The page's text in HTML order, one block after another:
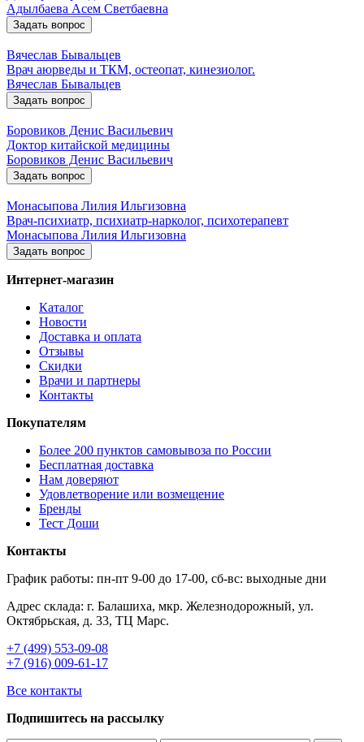
Адылбаева Асем Светбаевна
Задать вопрос
Вячеслав Бывальцев
Врач аюрведы и ТКМ, остеопат, кинезиолог.
Вячеслав Бывальцев
Задать вопрос
Боровиков Денис Васильевич
Доктор китайской медицины
Боровиков Денис Васильевич
Задать вопрос
Монасыпова Лилия Ильгизовна
Врач-психиатр, психиатр-нарколог, психотерапевт
Монасыпова Лилия Ильгизовна
Задать вопрос
Интернет-магазин
Каталог
Новости
Доставка и оплата
Отзывы
Скидки
Врачи и партнеры
Контакты
Покупателям
Более 200 пунктов самовывоза по России
Бесплатная доставка
Нам доверяют
Удовлетворение или возмещение
Бренды
Тест Доши
Контакты
График работы: пн-пт 9-00 до 17-00, сб-вс: выходные дни
Адрес склада: г. Балашиха, мкр. Железнодорожный, ул.
Октябрьская, д. 33, ТЦ Марс.
+7 (499) 553-09-08
+7 (916) 009-61-17
Все контакты
Подпишитесь на рассылку